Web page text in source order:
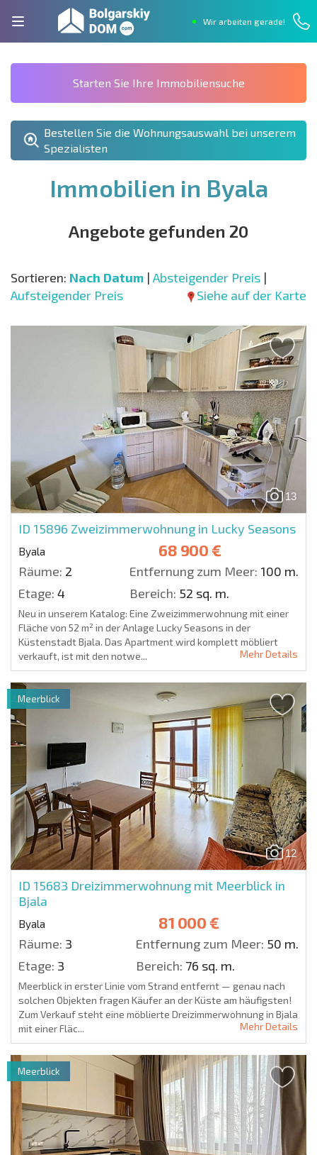
Wir arbeiten gerade!
Starten Sie Ihre Immobiliensuche
Bestellen Sie die Wohnungsauswahl bei unserem
Spezialisten
Immobilien in Byala
Angebote gefunden 20
Sortieren: Nach Datum | Absteigender Preis |
Aufsteigender Preis
Siehe auf der Karte
13
ID 15896 Zweizimmerwohnung in Lucky Seasons
Byala 68 900 €
Räume: 2 Entfernung zum Meer: 100 m.
Etage: 4 Bereich: 52 sq. m.
Neu in unserem Katalog: Eine Zweizimmerwohnung mit einer
Fläche von 52 m² in der Anlage Lucky Seasons in der
Küstenstadt Bjala. Das Apartment wird komplett möbliert
verkauft, ist mit den notwe...
Mehr Details
12
ID 15683 Dreizimmerwohnung mit Meerblick in
Bjala
Byala 81 000 €
Räume: 3 Entfernung zum Meer: 50 m.
Etage: 3 Bereich: 76 sq. m.
Meerblick
Meerblick in erster Linie vom Strand entfernt — genau nach
solchen Objekten fragen Käufer an der Küste am häufigsten!
Zum Verkauf steht eine möblierte Dreizimmerwohnung in Bjala
mit einer Fläc...
Mehr Details
Meerblick